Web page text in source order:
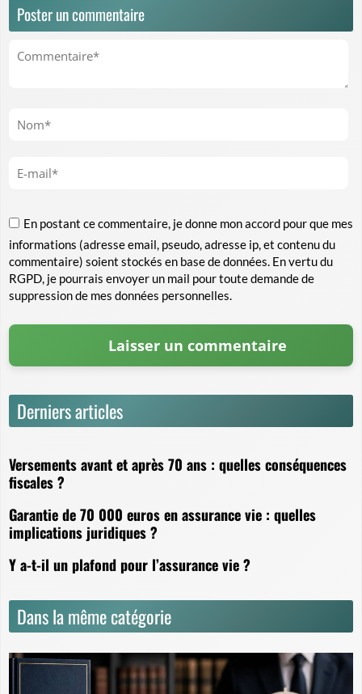
Poster un commentaire
En postant ce commentaire, je donne mon accord pour que mes
informations (adresse email, pseudo, adresse ip, et contenu du
commentaire) soient stockés en base de données. En vertu du
RGPD, je pourrais envoyer un mail pour toute demande de
suppression de mes données personnelles.
Derniers articles
Versements avant et après 70 ans : quelles conséquences
fiscales ?
Garantie de 70 000 euros en assurance vie : quelles
implications juridiques ?
Y a-t-il un plafond pour l’assurance vie ?
Dans la même catégorie